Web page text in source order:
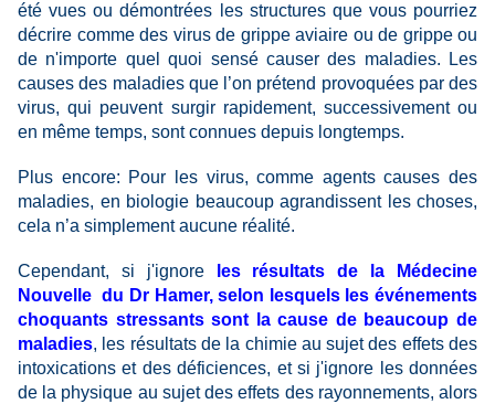
été vues ou démontrées les structures que vous pourriez
décrire comme des virus de grippe aviaire ou de grippe ou
de n'importe quel quoi sensé causer des maladies. Les
causes des maladies que l’on prétend provoquées par des
virus, qui peuvent surgir rapidement, successivement ou
en même temps, sont connues depuis longtemps.
Plus encore: Pour les virus, comme agents causes des
maladies, en biologie beaucoup agrandissent les choses,
cela n’a simplement aucune réalité.
Cependant, si j'ignore les résultats de la
Médecine
Nouvelle du Dr Hamer, selon lesquels les événements
choquants stressants sont la cause de beaucoup de
maladies, les résultats de la chimie au sujet des effets des
intoxications et des déficiences, et si j'ignore les données
de la physique au sujet des effets des rayonnements, alors